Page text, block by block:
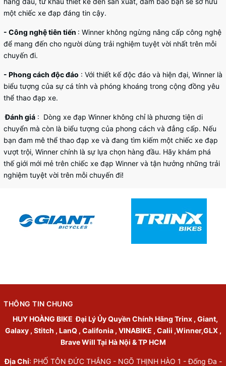
một chiếc xe đạp đáng tin cậy.
- Công nghệ tiên tiến : Winner không ngừng nâng cấp công nghệ
để mang đến cho người dùng trải nghiệm tuyệt vời nhất trên mỗi
chuyến đi.
- Phong cách độc đáo : Với thiết kế độc đáo và hiện đại, Winner là
biểu tượng của sự cá tính và phóng khoáng trong cộng đồng yêu
thể thao đạp xe.
Đánh giá : Dòng xe đạp Winner không chỉ là phương tiện di
chuyển mà còn là biểu tượng của phong cách và đẳng cấp. Nếu
bạn đam mê thể thao đạp xe và đang tìm kiếm một chiếc xe đạp
vượt trội, Winner chính là sự lựa chọn hàng đầu. Hãy khám phá
thế giới mới mẻ trên chiếc xe đạp Winner và tận hưởng những trải
nghiệm tuyệt vời trên mỗi chuyến đi!
THÔNG TIN CHUNG
HUY HOÀNG BIKE Đại Lý Ủy Quyền Chính Hãng Trinx , Giant,
Galaxy , Stitch , LanQ , Califonia , VINABIKE , Calii ,Winner,GLX ,
Brave Will Tại Hà Nội & TP HCM
Địa Chỉ: PHỐ TÔN ĐỨC THẮNG - NGÕ THỊNH HÀO 1 - Đống Đa -